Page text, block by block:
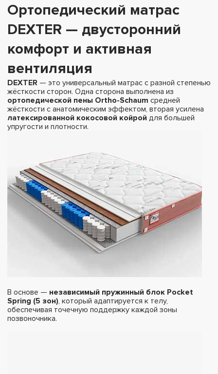
Ортопедический матрас
DEXTER — двусторонний
комфорт и активная
вентиляция
DEXTER — это универсальный матрас с разной степенью
жёсткости сторон. Одна сторона выполнена из
ортопедической пены Ortho-Schaum средней
жёсткости с анатомическим эффектом, вторая усилена
латексированной кокосовой койрой для большей
упругости и плотности.
В основе — независимый пружинный блок Pocket
Spring (5 зон), который адаптируется к телу,
обеспечивая точечную поддержку каждой зоны
позвоночника.